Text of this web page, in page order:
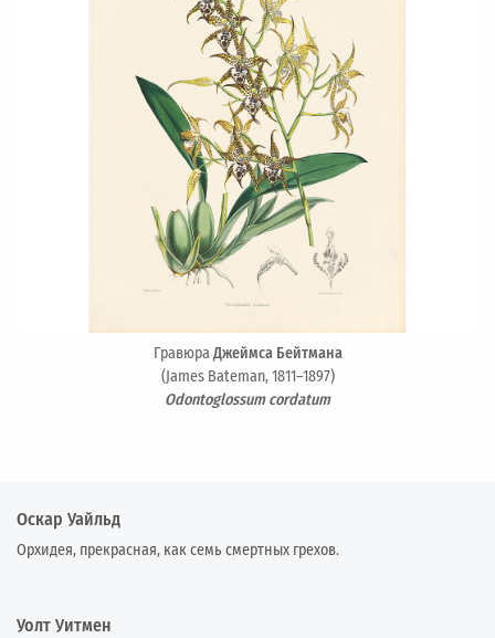
ГравюраДжеймса Бейтмана
(James Bateman, 1811–1897)
Odontoglossum cordatum
Оскар Уайльд
Орхидея, прекрасная, как семь смертных грехов.
Уолт Уитмен